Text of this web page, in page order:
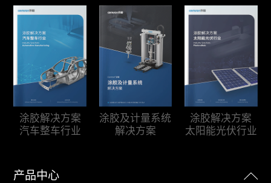
产品中心
涂胶解决方案
汽车整车行业
涂胶及计量系统
解决方案
涂胶解决方案
太阳能光伏行业